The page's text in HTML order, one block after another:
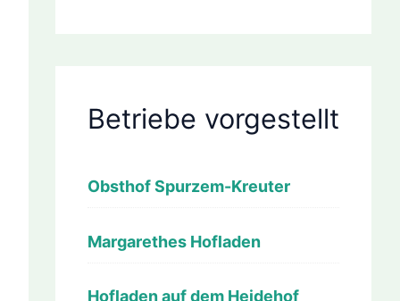
Betriebe vorgestellt
Obsthof Spurzem-Kreuter
Margarethes Hofladen
Hofladen auf dem Heidehof